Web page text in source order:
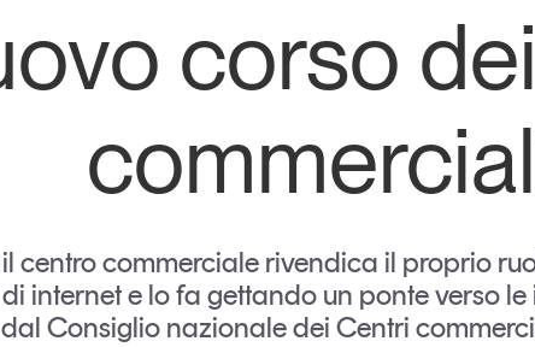
Opinioni
Dossier
Interviste
Comunicati stampa
Podcast
ricerche
corso
il centro commerciale rivendica il proprio
internet e lo fa gettando un ponte verso le
Consiglio nazionale dei Centri